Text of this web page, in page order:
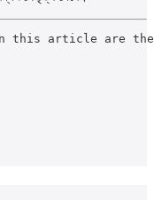
this article are